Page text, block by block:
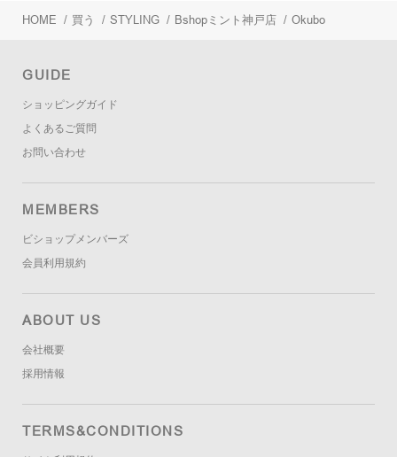
HOME / 買う / STYLING / Bshopミント神戸店 / Okubo
GUIDE
ショッピングガイド
よくあるご質問
お問い合わせ
MEMBERS
ビショップメンバーズ
会員利用規約
ABOUT US
会社概要
採用情報
TERMS&CONDITIONS